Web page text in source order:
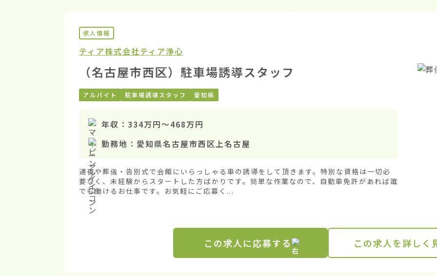
求人情報
ティア株式会社ティア浄心
（名古屋市西区）駐車場誘導スタッフ
アルバイト 駐車場誘導スタッフ 愛知県
年収： 334万円〜468万円
勤務地： 愛知県名古屋市西区上名古屋
通夜や葬儀・告別式で会館にいらっしゃる車の誘導をして頂きます。特別な資格は一切必
要なく、未経験からスタートした方ばかりです。簡単な作業なので、自動車免許があれば誰
でも働けるお仕事です。お気軽にご応募く...
この求人に応募する この求人を詳しく